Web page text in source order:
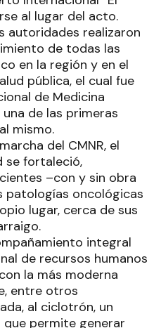
al lugar del acto.
autoridades realizaron
de todas las
en la región y en el
pública, el cual fue
de Medicina
de las primeras
mismo.
del CMNR, el
se fortaleció,
–con y sin obra
oncológicas
lugar, cerca de sus
integral
de recursos humanos
la más moderna
entre otros
al ciclotrón, un
permite generar